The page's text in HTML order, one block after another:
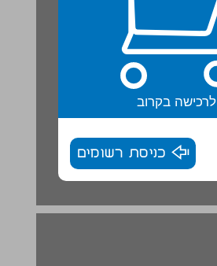
לרכישה בקרוב
כניסת רשומים